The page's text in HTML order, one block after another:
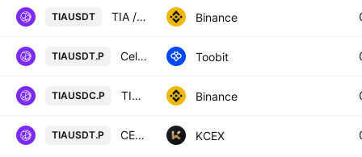
TIAUSDT TIA / TetherUS Binance
TIAUSDT.P Celestia/TetherUS Toobit
TIAUSDC.P TIA / USD Coin PERPETUAL CONTRACT Binance
TIAUSDT.P CELESTIA / USDT PERPETUAL SWAP CONTRACT KCEX